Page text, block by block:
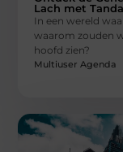
Lach met
In een wereld
waarom zouden
hoofd zien?
Multiuser Agenda